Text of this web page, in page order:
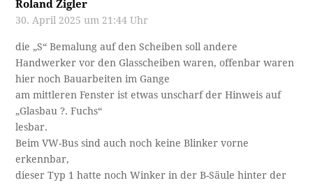
Roland Zigler
30. April 2025 um 21:44 Uhr
die „S“ Bemalung auf den Scheiben soll andere
Handwerker vor den Glasscheiben waren, offenbar waren
hier noch Bauarbeiten im Gange
am mittleren Fenster ist etwas unscharf der Hinweis auf
„Glasbau ?. Fuchs“
lesbar.
Beim VW-Bus sind auch noch keine Blinker vorne
erkennbar,
dieser Typ 1 hatte noch Winker in der B-Säule hinter der